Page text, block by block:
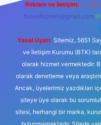
Reklam ve İletişim: E-mail:
forumhizmeti@gmail.com
Yasal Uyarı: Sitemiz, 5651
ve İletişim Kurumu (BTK)
olarak hizmet vermektedir.
olarak denetleme veya
Ancak, üyelerimiz yazdıkları
siteye üye olarak bu
sitesi, herhangi bir marka,